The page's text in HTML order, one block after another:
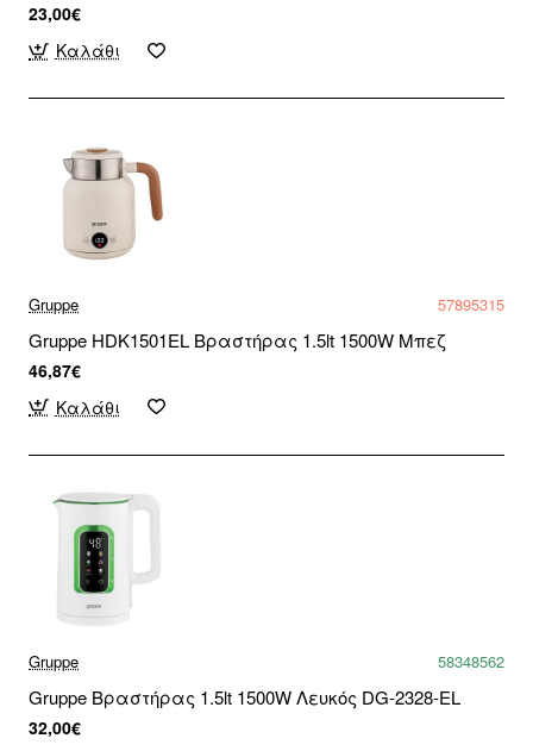
23,00€
Καλάθι
Gruppe 57895315
Gruppe HDK1501EL Βραστήρας 1.5lt 1500W Μπεζ
46,87€
Καλάθι
Gruppe 58348562
Gruppe Βραστήρας 1.5lt 1500W Λευκός DG-2328-EL
32,00€